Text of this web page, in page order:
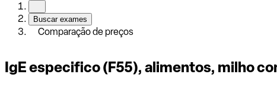
Buscar exames
Comparação de preços
IgE especifico (F55), alimentos, milho